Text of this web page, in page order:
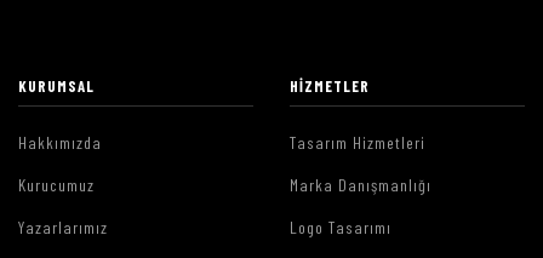
KURUMSAL
Hakkımızda
Kurucumuz
Yazarlarımız
HIZMETLER
Tasarım Hizmetleri
Marka Danışmanlığı
Logo Tasarımı